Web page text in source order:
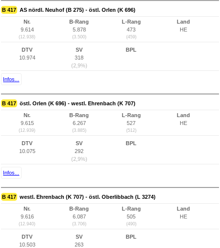
B 417 AS nördl. Neuhof (B 275) - östl. Orlen (K 696)
Nr.
9.614
(12.938)
B-Rang
5.878
(3.500)
L-Rang
473
(459)
Land
HE
DTV
10.974
SV
318
(2,9%)
BPL
Infos...
B 417 östl. Orlen (K 696) - westl. Ehrenbach (K 707)
Nr.
9.615
(12.939)
B-Rang
6.267
(3.885)
L-Rang
527
(512)
Land
HE
DTV
10.075
SV
292
(2,9%)
BPL
Infos...
B 417 westl. Ehrenbach (K 707) - östl. Oberlibbach (L 3274)
Nr.
9.616
(12.940)
B-Rang
6.087
(3.706)
L-Rang
505
(490)
Land
HE
DTV
10.503
SV
263
BPL